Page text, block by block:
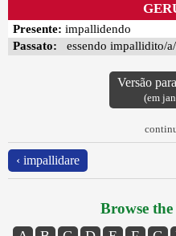
Presente: impallidendo
Passato: essendo impallidito/
Versão
(em
‹ impallidare
Browse